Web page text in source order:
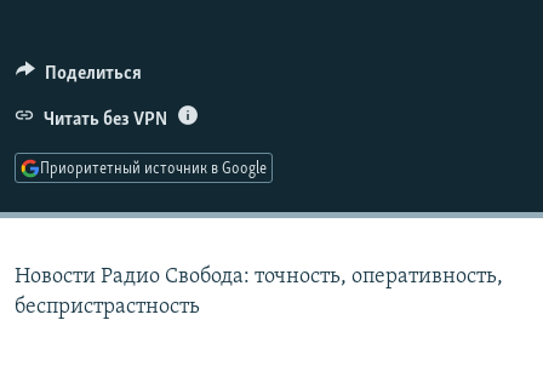
ПОДПИШИТЕСЬ НА РАССЫЛКУ
СОЦИАЛЬНЫЕ СЕТИ
Поделиться
Читать без VPN
Приоритетный источник в Google
Новости Радио Свобода: точность, оперативность,
беспристрастность